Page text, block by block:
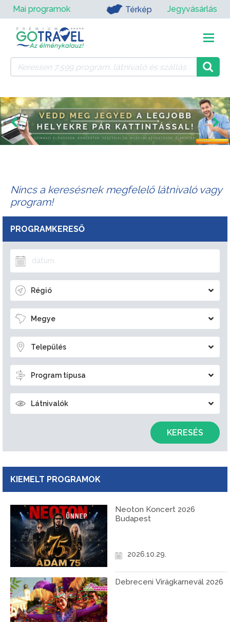
Mai programok Térkép Jegyvásárlás
Nincs a keresésnek megfelelő látnivaló vagy
program!
PROGRAMKERESŐ
Régió
Megye
Település
Program típusa
Látnivalók
KERESÉS
KIEMELT PROGRAMOK
Neoton Koncert 2026
Budapest
2026.10.29.
Debreceni Virágkarnevál 2026